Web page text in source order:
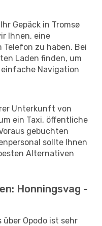
Gepäck in Tromsø
Ihnen, eine
zu haben. Bei
Laden finden, um
Navigation
Unterkunft von
ein Taxi, öffentliche
gebuchten
sollte Ihnen
Alternativen
Honningsvag -
Opodo ist sehr